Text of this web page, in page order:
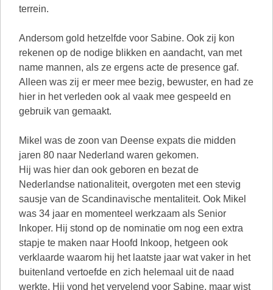
terrein.
Andersom gold hetzelfde voor Sabine. Ook zij kon
rekenen op de nodige blikken en aandacht, van met
name mannen, als ze ergens acte de presence gaf.
Alleen was zij er meer mee bezig, bewuster, en had ze
hier in het verleden ook al vaak mee gespeeld en
gebruik van gemaakt.
Mikel was de zoon van Deense expats die midden
jaren 80 naar Nederland waren gekomen.
Hij was hier dan ook geboren en bezat de
Nederlandse nationaliteit, overgoten met een stevig
sausje van de Scandinavische mentaliteit. Ook Mikel
was 34 jaar en momenteel werkzaam als Senior
Inkoper. Hij stond op de nominatie om nog een extra
stapje te maken naar Hoofd Inkoop, hetgeen ook
verklaarde waarom hij het laatste jaar wat vaker in het
buitenland vertoefde en zich helemaal uit de naad
werkte. Hij vond het vervelend voor Sabine, maar wist